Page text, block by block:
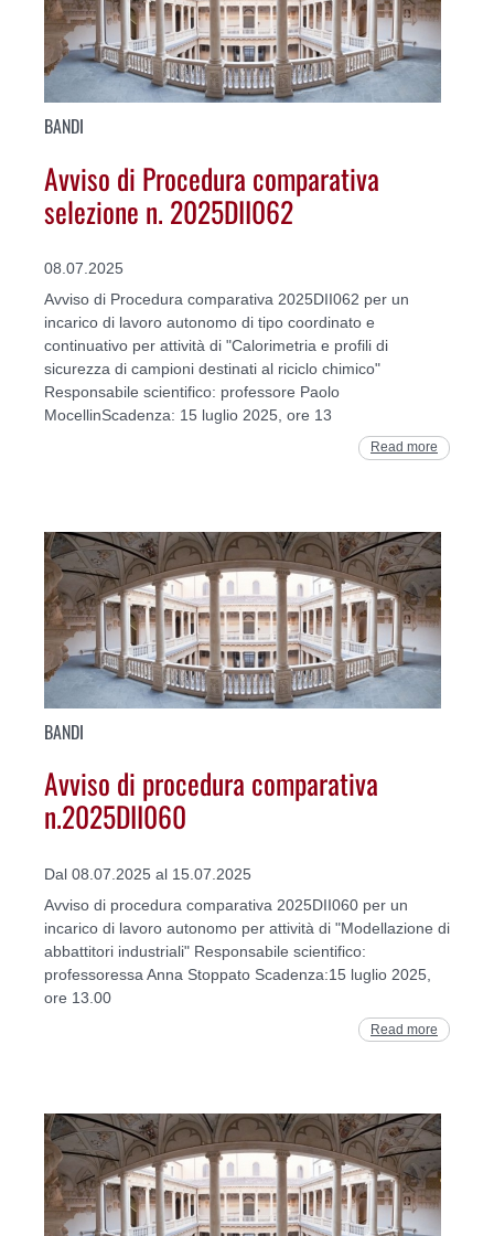
BANDI
Avviso di Procedura comparativa
selezione n. 2025DII062
08.07.2025
Avviso di Procedura comparativa 2025DII062 per un
incarico di lavoro autonomo di tipo coordinato e
continuativo per attività di "Calorimetria e profili di
sicurezza di campioni destinati al riciclo chimico"
Responsabile scientifico: professore Paolo
MocellinScadenza: 15 luglio 2025, ore 13
Read more
BANDI
Avviso di procedura comparativa
n.2025DII060
Dal 08.07.2025 al 15.07.2025
Avviso di procedura comparativa 2025DII060 per un
incarico di lavoro autonomo per attività di "Modellazione di
abbattitori industriali" Responsabile scientifico:
professoressa Anna Stoppato Scadenza:15 luglio 2025,
ore 13.00
Read more